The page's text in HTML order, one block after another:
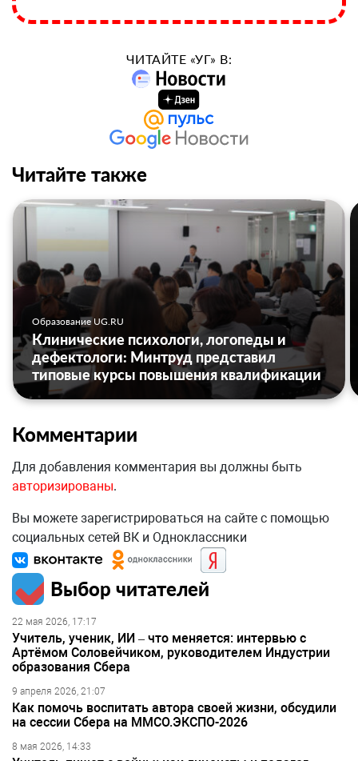
ЧИТАЙТЕ «УГ» В:
Читайте также
Образование UG.RU
Клинические психологи, логопеды и
дефектологи: Минтруд представил
типовые курсы повышения квалификации
Комментарии
Для добавления комментария вы должны быть
авторизированы.
Вы можете зарегистрироваться на сайте с помощью
социальных сетей ВК и Одноклассники
Выбор читателей
22 мая 2026, 17:17
Учитель, ученик, ИИ – что меняется: интервью с
Артёмом Соловейчиком, руководителем Индустрии
образования Сбера
9 апреля 2026, 21:07
Как помочь воспитать автора своей жизни, обсудили
на сессии Сбера на ММСО.ЭКСПО-2026
8 мая 2026, 14:33